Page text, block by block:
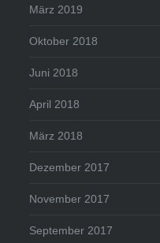
März 2019
Oktober 2018
Juni 2018
April 2018
März 2018
Dezember 2017
November 2017
September 2017